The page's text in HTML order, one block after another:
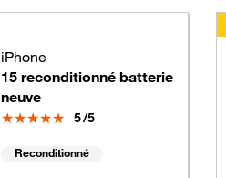
iPhone
15 reconditionné batterie
neuve
Note
5/5
Reconditionné